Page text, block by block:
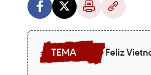
Feliz